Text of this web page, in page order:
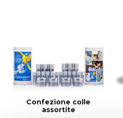
Confezione colle
assortite